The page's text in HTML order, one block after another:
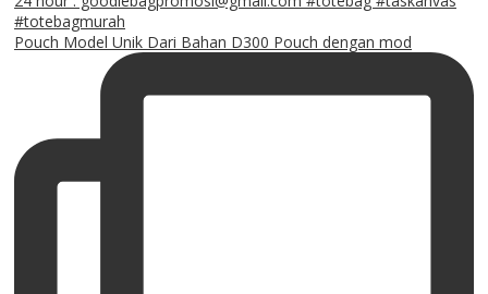
Pouch Model Unik Dari Bahan D300 Pouch dengan mod